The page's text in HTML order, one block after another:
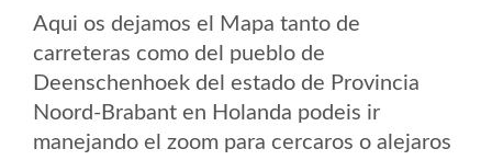
Aqui os dejamos el Mapa tanto de
carreteras como del pueblo de
Deenschenhoek del estado de Provincia
Noord-Brabant en Holanda podeis ir
manejando el zoom para cercaros o alejaros